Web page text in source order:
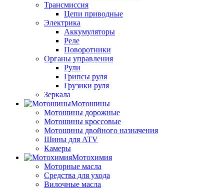
Трансмиссия
Цепи приводные
Электрика
Аккумуляторы
Реле
Поворотники
Органы управления
Рули
Грипсы руля
Грузики руля
Зеркала
Мотошины
Мотошины дорожные
Мотошины кроссовые
Мотошины двойного назначения
Шины для ATV
Камеры
Мотохимия
Моторные масла
Средства для ухода
Вилочные масла